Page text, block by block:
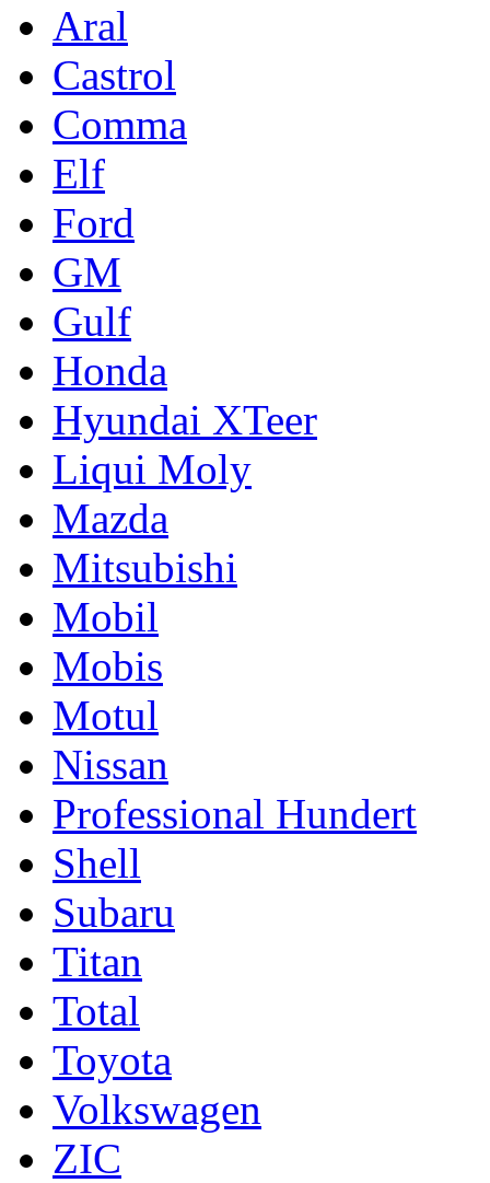
Aral
Castrol
Comma
Elf
Ford
GM
Gulf
Honda
Hyundai XTeer
Liqui Moly
Mazda
Mitsubishi
Mobil
Mobis
Motul
Nissan
Professional Hundert
Shell
Subaru
Titan
Total
Toyota
Volkswagen
ZIC